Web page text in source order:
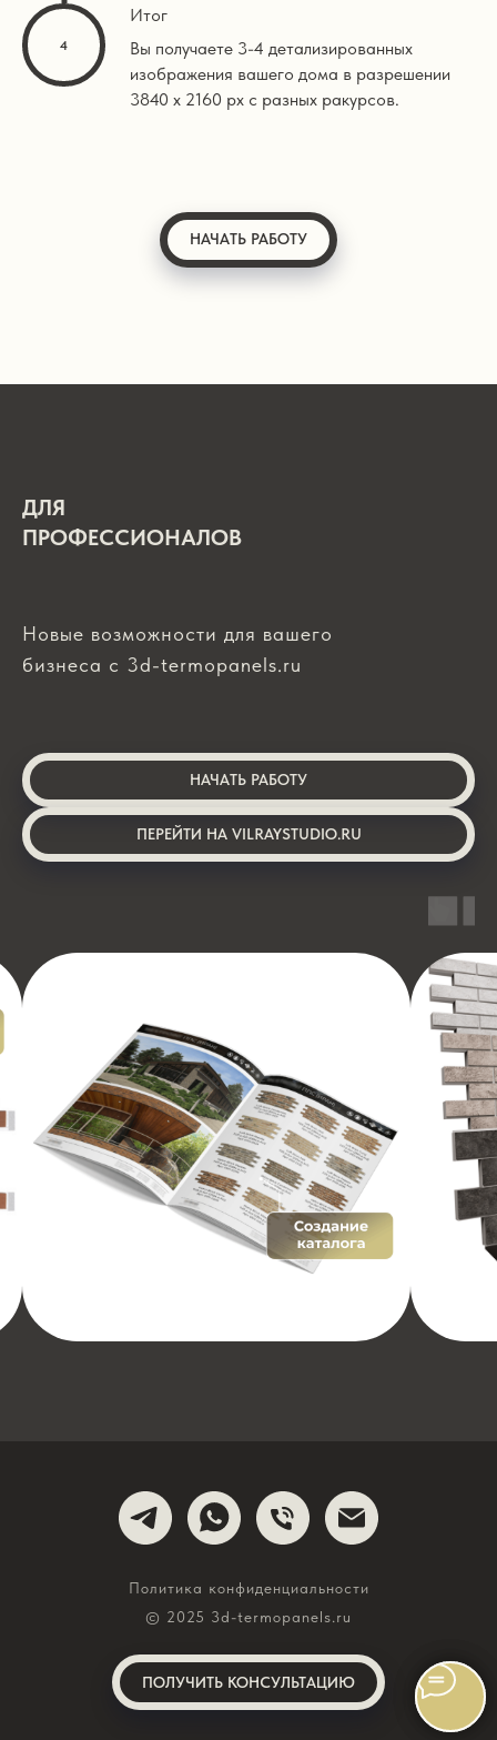
Итог
Вы получаете 3-4 детализированных
изображения вашего дома в разрешении
3840 х 2160 px с разных ракурсов.
НАЧАТЬ РАБОТУ
ДЛЯ
ПРОФЕССИОНАЛОВ
Новые возможности для вашего
бизнеса с 3d-termopanels.ru
НАЧАТЬ РАБОТУ
ПЕРЕЙТИ НА VILRAYSTUDIO.RU
Политика конфиденциальности
© 2025 3d-termopanels.ru
ПОЛУЧИТЬ КОНСУЛЬТАЦИЮ